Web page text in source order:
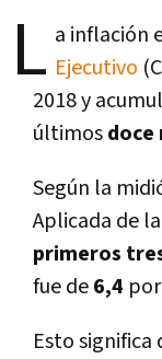
L a inflación
Ejecutivo
2018 y
últimosdoce
Según la
Aplicada de
primeros
fue de6,4
Esto significa